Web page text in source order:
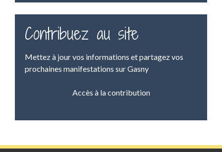
Contribuez au site
Mettez à jour vos informations et partagez vos
prochaines manifestations sur Gasny
Accès à la contribution